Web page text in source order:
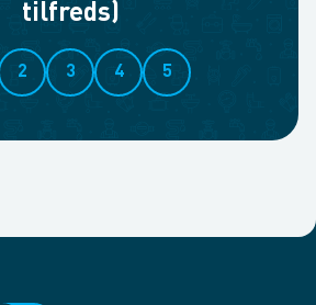
tilfreds)
2 3 4 5